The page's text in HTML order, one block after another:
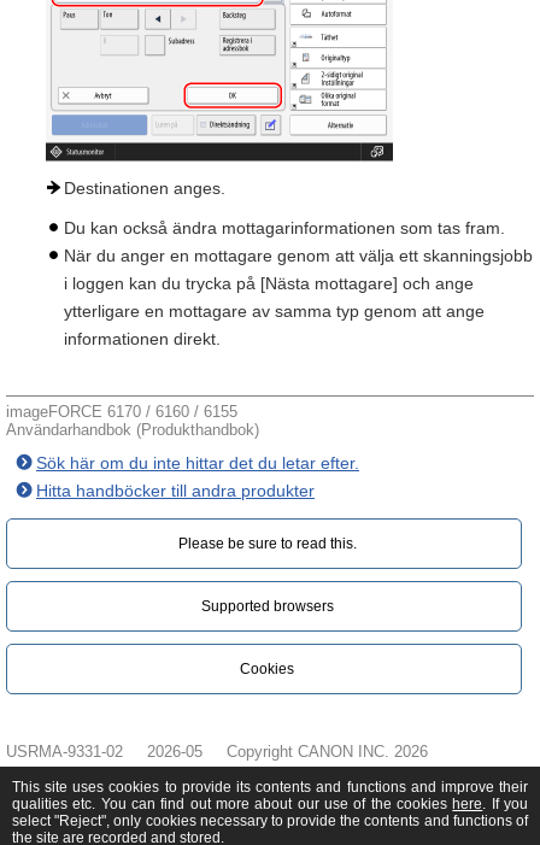
Destinationen anges.
Du kan också ändra mottagarinformationen som tas fram.
När du anger en mottagare genom att välja ett skanningsjobb
i loggen kan du trycka på [Nästa mottagare] och ange
ytterligare en mottagare av samma typ genom att ange
informationen direkt.
imageFORCE 6170 / 6160 / 6155
Användarhandbok (Produkthandbok)
Sök här om du inte hittar det du letar efter.
Hitta handböcker till andra produkter
Please be sure to read this.‎
Supported browsers
Cookies
USRMA-9331-02 2026-05 Copyright CANON INC. 2026
This site uses cookies to provide its contents and functions and improve their
qualities etc. You can find out more about our use of the cookies here. If you
select "Reject", only cookies necessary to provide the contents and functions of
the site are recorded and stored.